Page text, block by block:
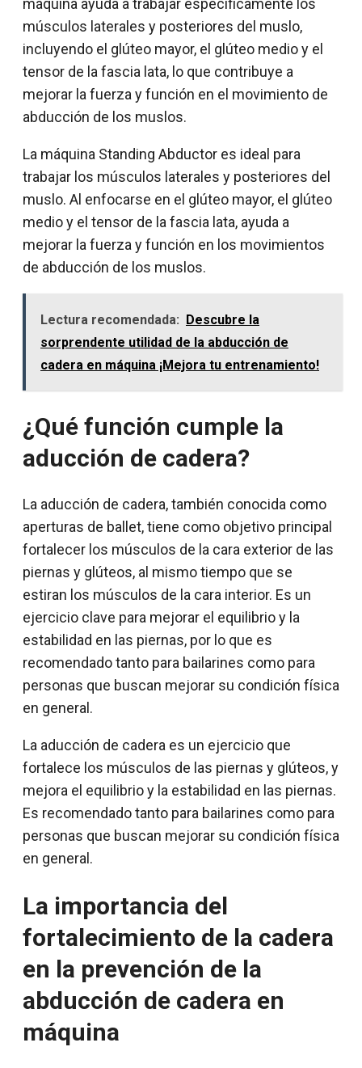
máquina ayuda a trabajar específicamente los
músculos laterales y posteriores del muslo,
incluyendo el glúteo mayor, el glúteo medio y el
tensor de la fascia lata, lo que contribuye a
mejorar la fuerza y función en el movimiento de
abducción de los muslos.
La máquina Standing Abductor es ideal para
trabajar los músculos laterales y posteriores del
muslo. Al enfocarse en el glúteo mayor, el glúteo
medio y el tensor de la fascia lata, ayuda a
mejorar la fuerza y función en los movimientos
de abducción de los muslos.
Lectura recomendada: Descubre la
sorprendente utilidad de la abducción de
cadera en máquina ¡Mejora tu entrenamiento!
¿Qué función cumple la
aducción de cadera?
La aducción de cadera, también conocida como
aperturas de ballet, tiene como objetivo principal
fortalecer los músculos de la cara exterior de las
piernas y glúteos, al mismo tiempo que se
estiran los músculos de la cara interior. Es un
ejercicio clave para mejorar el equilibrio y la
estabilidad en las piernas, por lo que es
recomendado tanto para bailarines como para
personas que buscan mejorar su condición física
en general.
La aducción de cadera es un ejercicio que
fortalece los músculos de las piernas y glúteos, y
mejora el equilibrio y la estabilidad en las piernas.
Es recomendado tanto para bailarines como para
personas que buscan mejorar su condición física
en general.
La importancia del
fortalecimiento de la cadera
en la prevención de la
abducción de cadera en
máquina